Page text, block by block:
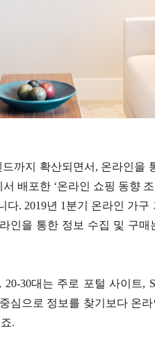
까지 확산되면서, 온라인을
배포한 ‘온라인 쇼핑 동향
. 2019년 1분기 온라인 가
인을 통한 정보 수집 및 구매
30대는 주로 포털 사이트,
심으로 정보를 찾기보다 온
.